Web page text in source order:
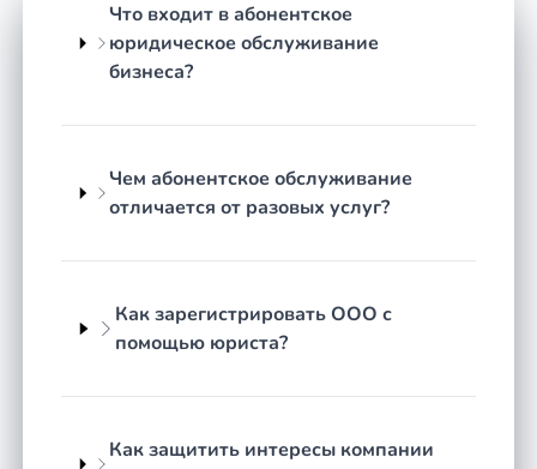
охватывает большинство ситуаций, с которыми
сталкивается компания или индивидуальный
предприниматель. Условно их можно разделить
и согласование договоров поставки,
аренды, подряда, оказания услуг.
учредительные документы,
реорганизация и закрытие.
претензионная работа, представительство
задолженности.
Что входит в абонентское
юридическое обслуживание
бизнеса?
Чем абонентское обслуживание
отличается от разовых услуг?
Как зарегистрировать ООО с
помощью юриста?
Как защитить интересы компании